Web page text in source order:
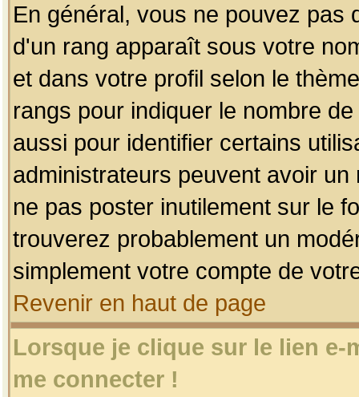
En général, vous ne pouvez pas
d'un rang apparaît sous votre
et dans votre profil selon le
rangs pour indiquer le nombre
aussi pour identifier certains
administrateurs peuvent avoir
ne pas poster inutilement sur le
trouverez probablement un
simplement votre compte de
Revenir en haut de page
Lorsque je clique sur le lien
me connecter !